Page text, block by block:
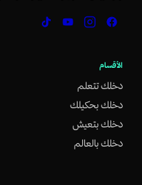
الأقسام
دخلك تتعلم
دخلك بحكيلك
دخلك بتعيش
دخلك بالعالم